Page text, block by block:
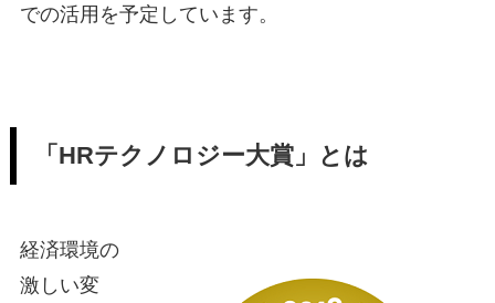
での活用を予定しています。
「HRテクノロジー大賞」とは
経済環境の
激しい変